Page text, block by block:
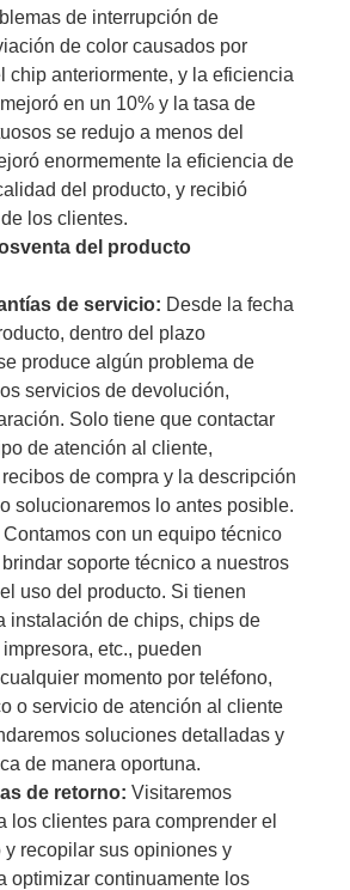
de interrupción de
de color causados ​​por
chip anteriormente, y la eficiencia
en un 10% y la tasa de
se redujo a menos del
enormemente la eficiencia de
del producto, y recibió
los clientes.
del producto
de servicio: Desde la fecha
dentro del plazo
produce algún problema de
servicios de devolución,
Solo tiene que contactar
de atención al cliente,
de compra y la descripción
solucionaremos lo antes posible.
Contamos con un equipo técnico
soporte técnico a nuestros
uso del producto. Si tienen
instalación de chips, chips de
etc., pueden
momento por teléfono,
o servicio de atención al cliente
soluciones detalladas y
de manera oportuna.
de retorno: Visitaremos
los clientes para comprender el
y recopilar sus opiniones y
optimizar continuamente los